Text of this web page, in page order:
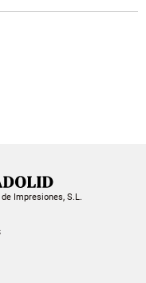
Impresiones, S.L.